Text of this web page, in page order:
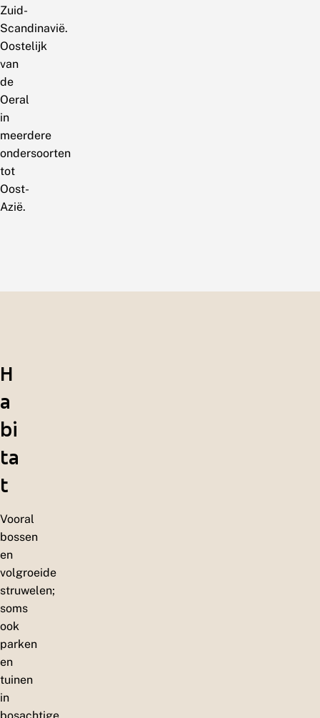
Zuid-
Scandinavië.
Oostelijk
van
de
Oeral
in
meerdere
ondersoorten
tot
Oost-
Azië.
H
a
bi
ta
t
Vooral
bossen
en
volgroeide
struwelen;
soms
ook
parken
en
tuinen
in